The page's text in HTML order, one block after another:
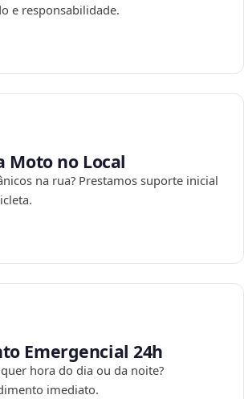
e responsabilidade.
Moto no Local
na rua? Prestamos suporte inicial
Emergencial 24h
hora do dia ou da noite?
imediato.